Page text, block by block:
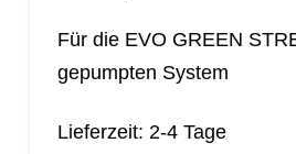
Für die EVO GREEN
gepumpten System
Lieferzeit: 2-4 Tage